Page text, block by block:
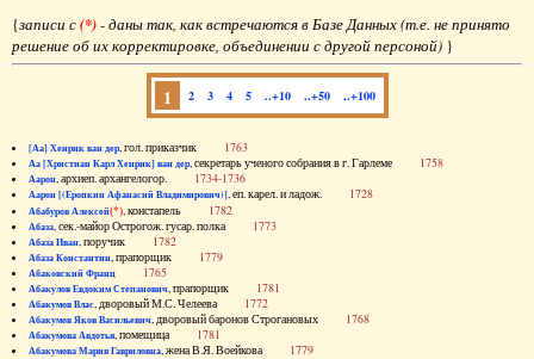
{записи с(*)- даны так, как встречаются в Базе Данных (т.е. не принято
решение об их корректировке, объединении с другой персоной) }
1 2 3 4 5 ..+10 ..+50 ..+100
[Аа] Хенрик ван дер, гол. приказчик 1763
Аа [Христиан Карл Хенрик] ван дер, секретарь ученого собрания в г. Гарлеме 1758
Аарон, архиеп. архангелогор. 1734-1736
Аарон [(Еропкин Афанасий Владимирович)], еп. карел. и ладож. 1728
Абабуров Алексей(*), констапель 1782
Абаза, сек.-майор Острогож. гусар. полка 1773
Абаза Иван, поручик 1782
Абаза Константин, прапорщик 1779
Абаковский Франц 1765
Абакулов Евдоким Степанович, прапорщик 1781
Абакумов Влас, дворовый М.С. Челеева 1772
Абакумов Яков Васильевич, дворовый баронов Строгановых 1768
Абакумова Авдотья, помещица 1781
Абакумова Мария Гавриловна, жена В.Я. Воейкова 1779